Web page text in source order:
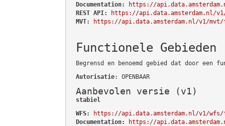
Documentation:
https://
REST API:
https://api.data.amsterdam.nl/
MVT:
https://api.data.amsterdam.nl/v1/
Functionele Gebieden
Begrensd en benoemd gebied dat door een
Autorisatie: OPENBAAR
Aanbevolen versie (v1)
stabiel
WFS:
https://api.data.amsterdam.nl/v1/wfs/
Documentation:
https://